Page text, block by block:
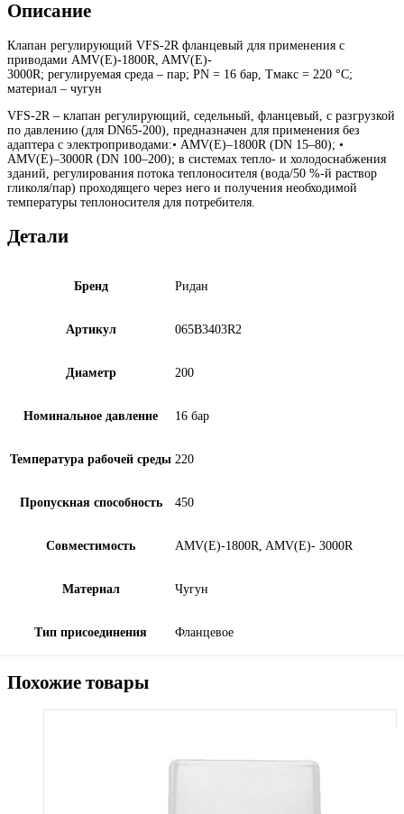
Описание
Клапан регулирующий VFS-2R фланцевый для применения с
приводами AMV(E)-1800R, AMV(E)-
3000R; регулируемая среда – пар; PN = 16 бар, Тмакс = 220 °С;
материал – чугун
VFS-2R – клапан регулирующий, седельный, фланцевый, с разгрузкой
по давлению (для DN65-200), предназначен для применения без
адаптера с электроприводами:• AMV(E)–1800R (DN 15–80); •
AMV(E)–3000R (DN 100–200); в системах тепло- и холодоснабжения
зданий, регулирования потока теплоносителя (вода/50 %-й раствор
гликоля/пар) проходящего через него и получения необходимой
температуры теплоносителя для потребителя.
Детали
Бренд Ридан
Артикул 065B3403R2
Диаметр 200
Номинальное давление 16 бар
Температура рабочей среды 220
Пропускная способность 450
Совместимость AMV(E)-1800R, AMV(E)- 3000R
Материал Чугун
Тип присоединения Фланцевое
Похожие товары